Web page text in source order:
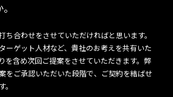
ち合わせをさせていただければと思います。
ーゲット人材など、貴社のお考えを共有いた
を含め次回ご提案をさせていただきます。弊
をご承認いただいた段階で、ご契約を結ばせ